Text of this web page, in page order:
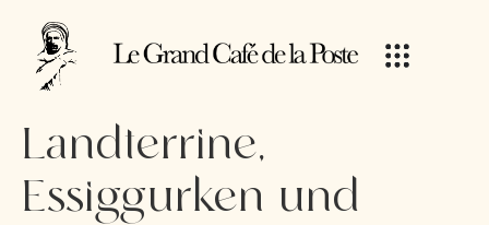
Landterrine,
Essiggurken und